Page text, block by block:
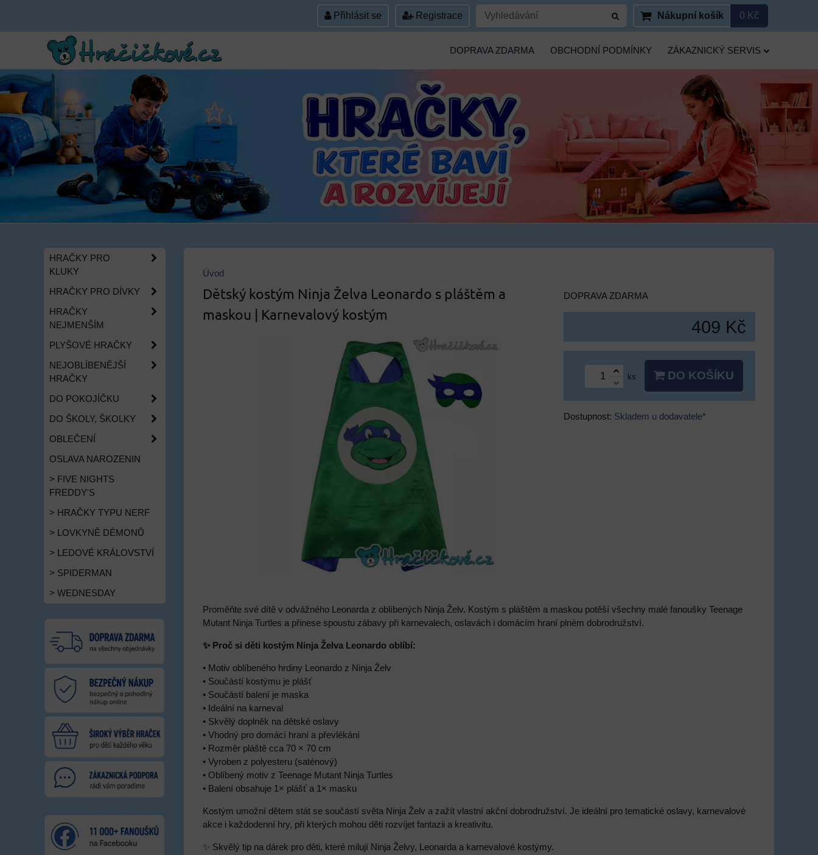
Přihlásit se Registrace Nákupní košík 0 Kč
DOPRAVA ZDARMA OBCHODNÍ PODMÍNKY ZÁKAZNICKÝ SERVIS
Úvod
Dětský kostým Ninja Želva Leonardo s pláštěm a
maskou | Karnevalový kostým
DOPRAVA ZDARMA
409 Kč
ks DO KOŠÍKU
Dostupnost: Skladem u dodavatele*
Proměňte své dítě v odvážného Leonarda z oblíbených Ninja Želv. Kostým s pláštěm a maskou potěší všechny malé fanoušky Teenage
Mutant Ninja Turtles a přinese spoustu zábavy při karnevalech, oslavách i domácím hraní plném dobrodružství.
✨ Proč si děti kostým Ninja Želva Leonardo oblíbí:
• Motiv oblíbeného hrdiny Leonardo z Ninja Želv
• Součástí kostýmu je plášť
• Součástí balení je maska
• Ideální na karneval
• Skvělý doplněk na dětské oslavy
• Vhodný pro domácí hraní a převlékání
• Rozměr pláště cca 70 × 70 cm
• Vyroben z polyesteru (saténový)
• Oblíbený motiv z Teenage Mutant Ninja Turtles
• Balení obsahuje 1× plášť a 1× masku
Kostým umožní dětem stát se součástí světa Ninja Želv a zažít vlastní akční dobrodružství. Je ideální pro tematické oslavy, karnevalové
akce i každodenní hry, při kterých mohou děti rozvíjet fantazii a kreativitu.
✨ Skvělý tip na dárek pro děti, které milují Ninja Želvy, Leonarda a karnevalové kostýmy.
HRAČKY PRO
KLUKY
HRAČKY PRO DÍVKY
HRAČKY
NEJMENŠÍM
PLYŠOVÉ HRAČKY
NEJOBLÍBENĚJŠÍ
HRAČKY
DO POKOJÍČKU
DO ŠKOLY, ŠKOLKY
OBLEČENÍ
OSLAVA NAROZENIN
> FIVE NIGHTS
FREDDY'S
> HRAČKY TYPU NERF
> LOVKYNĚ DÉMONŮ
> LEDOVÉ KRÁLOVSTVÍ
> SPIDERMAN
> WEDNESDAY